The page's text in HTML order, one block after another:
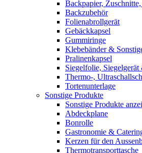
Backpapier,
Backzubehör
Folienabrollgerät
Gebäckkapsel
Gummiringe
Klebebänder &
Pralinenkapsel
Siegelfolie, Siegelgerät
Thermo-,
Tortenunterlage
Sonstige Produkte
Sonstige Produkte
Abdeckplane
Bonrolle
Gastronomie &
Kerzen für den
Thermotransporttasche